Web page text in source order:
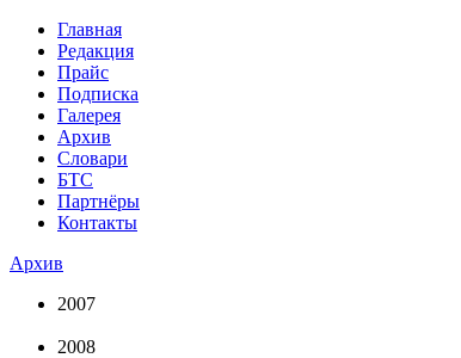
Главная
Редакция
Прайс
Подписка
Галерея
Архив
Словари
БТС
Партнёры
Контакты
Архив
2007
2008